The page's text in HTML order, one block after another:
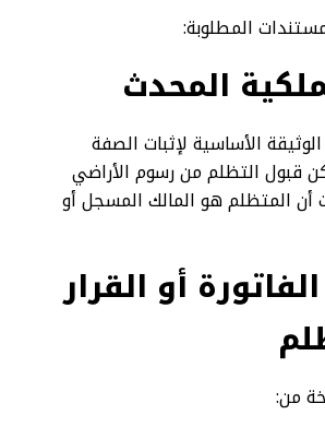
المطلوبة:
المحدث
الأساسية لإثبات الصفة
قبول التظلم من رسوم الأراضي
أن المتظلم هو المالك المسجل أو
أو القرار
من: